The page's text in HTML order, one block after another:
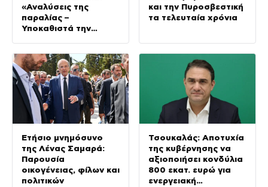
«Αναλύσεις της
παραλίας –
Υποκαθιστά την
προπαγάνδα»
και την Πυροσβεστική
τα τελευταία χρόνια
Ετήσιο μνημόσυνο
της Λένας Σαμαρά:
Παρουσία
οικογένειας, φίλων και
πολιτικών
Τσουκαλάς: Αποτυχία
της κυβέρνησης να
αξιοποιήσει κονδύλια
800 εκατ. ευρώ για
ενεργειακή